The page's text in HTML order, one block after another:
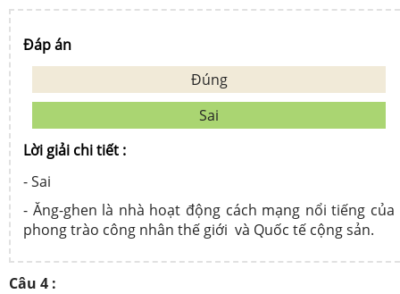
Đáp án
Đúng
Sai
Lời giải chi tiết :
- Sai
- Ăng-ghen là nhà hoạt động cách mạng nổi tiếng của
phong trào công nhân thế giới và Quốc tế cộng sản.
Câu 4 :